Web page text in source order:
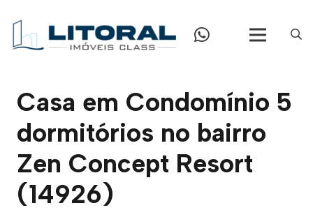
Casa em Condomínio 5
dormitórios no bairro
Zen Concept Resort
(14926)